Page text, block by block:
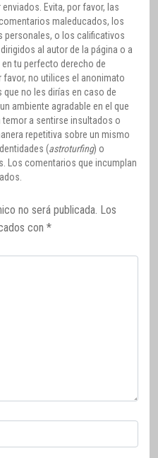
Evita, por favor, las
maleducados, los
personales, o los calificativos
al autor de la página o a
tu perfecto derecho de
no utilices el anonimato
no les dirías en caso de
ambiente agradable en el que
temor a sentirse insultados o
repetitiva sobre un mismo
(astroturfing) o
Los comentarios que incumplan
no será publicada. Los
con *